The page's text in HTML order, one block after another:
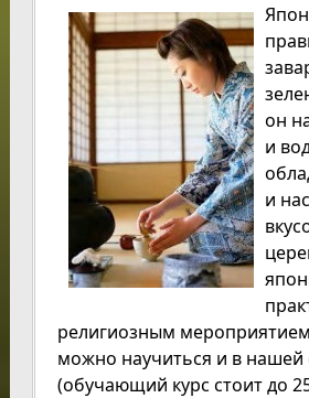
он
и
и
религиозным
можно научиться и в нашей
(обучающий курс стоит до